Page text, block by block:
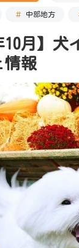
中部地方
10月】
情報